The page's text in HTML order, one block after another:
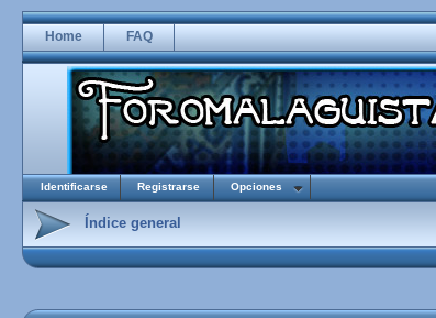
Home FAQ
Identificarse Registrarse Opciones
Índice general